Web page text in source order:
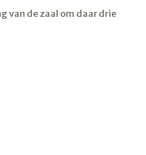
van de zaal om daar drie